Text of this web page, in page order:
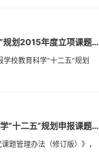
关于公布学校教育科学“十二五”规划2015年度立项课题的通知
2015年度南京邮电大学教育科学“十二五”规划申报课题评审结果公...
题管理办法（修订版）》，